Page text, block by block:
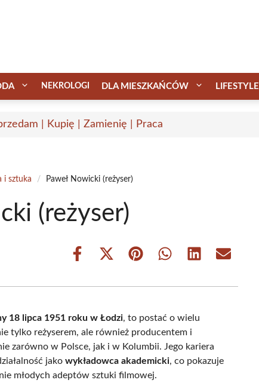
NEKROLOGI DLA MIESZKAŃCÓW LIFESTYLE
| Kupię | Zamienię | Praca
i sztuka / Paweł Nowicki (reżyser)
(reżyser)
Share
Share
(Twitter)
Share Share Share Share
18 lipca 1951 roku w Łodzi, to postać o wielu
tylko reżyserem, ale również producentem i
zarówno w Polsce, jak i w Kolumbii. Jego kariera
jakowykładowca akademicki, co pokazuje
młodych adeptów sztuki filmowej.